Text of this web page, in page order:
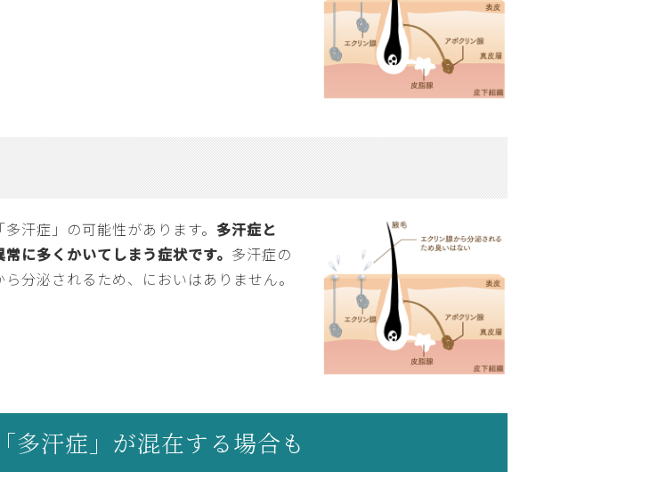
汗症」の可能性があります。 多汗症と
に多くかいてしまう症状です。 多汗症の
分泌されるため、においはありません。
多汗症」が混在する場合も